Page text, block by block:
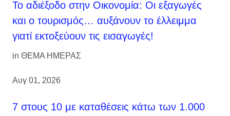
Το αδιέξοδο στην Οικονομία: Οι εξαγωγές
και ο τουρισμός… αυξάνουν το έλλειμμα
γιατί εκτοξεύουν τις εισαγωγές!
in ΘΕΜΑ ΗΜΕΡΑΣ
Αυγ 01, 2026
7 στους 10 με καταθέσεις κάτω των 1.000